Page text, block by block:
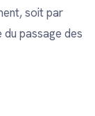
soit par
passage des